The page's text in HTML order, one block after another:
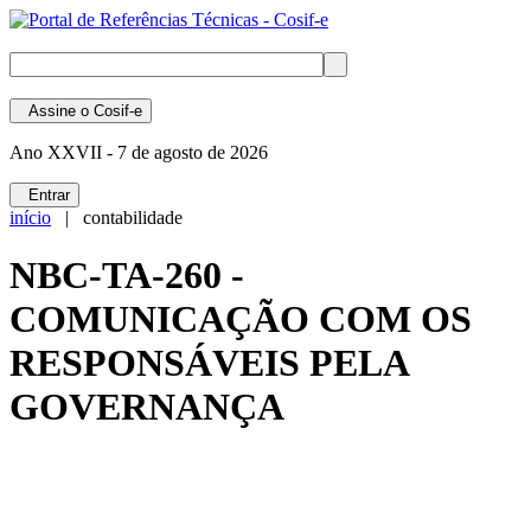
Assine o Cosif-e
Ano XXVII - 7 de agosto de 2026
Entrar
início | contabilidade
NBC-TA-260 -
COMUNICAÇÃO COM OS
RESPONSÁVEIS PELA
GOVERNANÇA